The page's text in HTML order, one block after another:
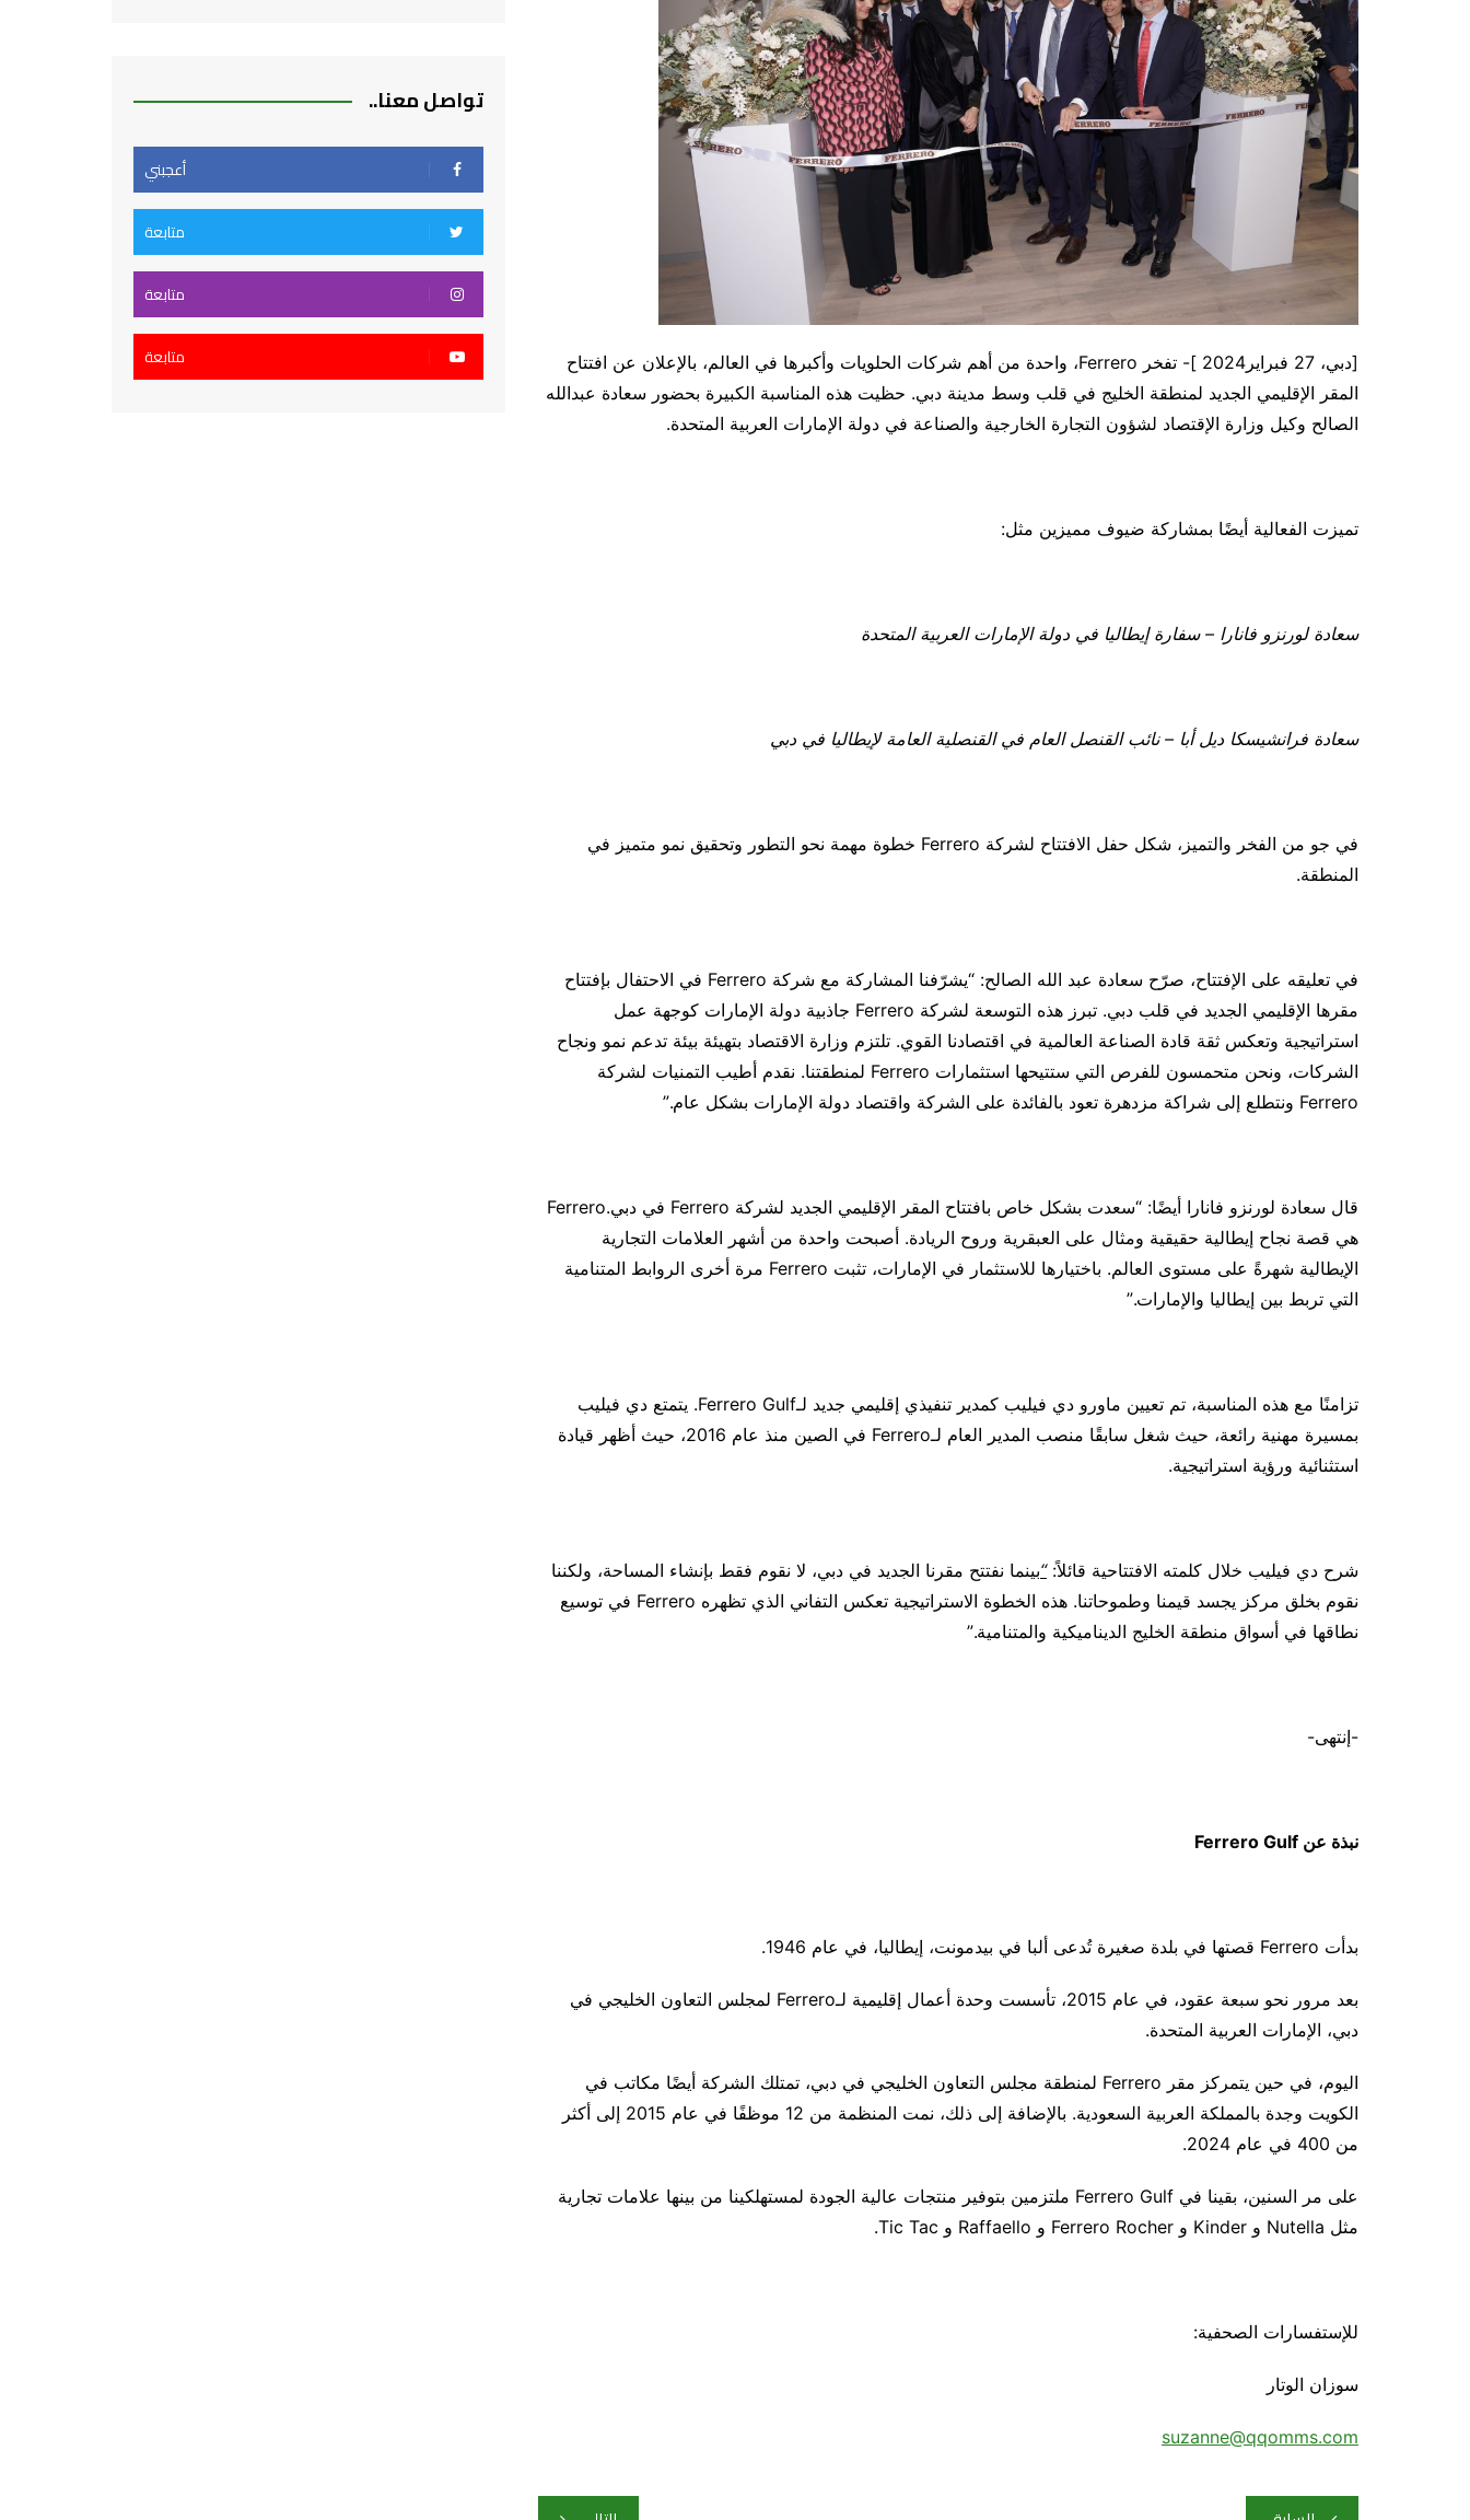
[دبي، 27 فبراير2024 ]- تفخر Ferrero، واحدة من أهم شركات الحلويات وأكبرها في العالم، بالإعلان عن افتتاح
المقر الإقليمي الجديد لمنطقة الخليج في قلب وسط مدينة دبي. حظيت هذه المناسبة الكبيرة بحضور سعادة عبدالله
الصالح وكيل وزارة الإقتصاد لشؤون التجارة الخارجية والصناعة في دولة الإمارات العربية المتحدة.
تميزت الفعالية أيضًا بمشاركة ضيوف مميزين مثل:
سعادة لورنزو فانارا – سفارة إيطاليا في دولة الإمارات العربية المتحدة
سعادة فرانشيسكا ديل أبا –نائب القنصل العام في القنصلية العامة لإيطاليا في دبي
في جو من الفخر والتميز، شكل حفل الافتتاح لشركة Ferrero خطوة مهمة نحو التطور وتحقيق نمو متميز في
المنطقة.
في تعليقه على الإفتتاح، صرّح سعادة عبد الله الصالح: “يشرّفنا المشاركة مع شركة Ferrero في الاحتفال بإفتتاح
مقرها الإقليمي الجديد في قلب دبي. تبرز هذه التوسعة لشركة Ferrero جاذبية دولة الإمارات كوجهة عمل
استراتيجية وتعكس ثقة قادة الصناعة العالمية في اقتصادنا القوي. تلتزم وزارة الاقتصاد بتهيئة بيئة تدعم نمو ونجاح
الشركات، ونحن متحمسون للفرص التي ستتيحها استثمارات Ferrero لمنطقتنا. نقدم أطيب التمنيات لشركة
Ferrero ونتطلع إلى شراكة مزدهرة تعود بالفائدة على الشركة واقتصاد دولة الإمارات بشكل عام.”
قال سعادة لورنزو فانارا أيضًا: “سعدت بشكل خاص بافتتاح المقر الإقليمي الجديد لشركة Ferrero في دبي.Ferrero
هي قصة نجاح إيطالية حقيقية ومثال على العبقرية وروح الريادة. أصبحت واحدة من أشهر العلامات التجارية
الإيطالية شهرةً على مستوى العالم. باختيارها للاستثمار في الإمارات، تثبت Ferrero مرة أخرى الروابط المتنامية
التي تربط بين إيطاليا والإمارات.”
تزامنًا مع هذه المناسبة، تم تعيين ماورو دي فيليب كمدير تنفيذي إقليمي جديد لـFerrero Gulf. يتمتع دي فيليب
بمسيرة مهنية رائعة، حيث شغل سابقًا منصب المدير العام لـFerrero في الصين منذ عام 2016، حيث أظهر قيادة
استثنائية ورؤية استراتيجية.
شرح دي فيليب خلال كلمته الافتتاحية قائلاً:“بينما نفتتح مقرنا الجديد في دبي، لا نقوم فقط بإنشاء المساحة، ولكننا
نقوم بخلق مركز يجسد قيمنا وطموحاتنا. هذه الخطوة الاستراتيجية تعكس التفاني الذي تظهره Ferrero في توسيع
نطاقها في أسواق منطقة الخليج الديناميكية والمتنامية.”
-إنتهى-
نبذة عن Ferrero Gulf
بدأت Ferrero قصتها في بلدة صغيرة تُدعى ألبا في بيدمونت، إيطاليا، في عام 1946.
بعد مرور نحو سبعة عقود، في عام 2015، تأسست وحدة أعمال إقليمية لـFerrero لمجلس التعاون الخليجي في
دبي، الإمارات العربية المتحدة.
اليوم، في حين يتمركز مقر Ferrero لمنطقة مجلس التعاون الخليجي في دبي، تمتلك الشركة أيضًا مكاتب في
الكويت وجدة بالمملكة العربية السعودية. بالإضافة إلى ذلك، نمت المنظمة من 12 موظفًا في عام 2015 إلى أكثر
من 400 في عام 2024.
على مر السنين، بقينا في Ferrero Gulf ملتزمين بتوفير منتجات عالية الجودة لمستهلكينا من بينها علامات تجارية
مثل Nutella و Kinder و Ferrero Rocher و Raffaello و Tic Tac.
للإستفسارات الصحفية:
سوزان الوتار
suzanne@qqomms.com
تواصل معنا..
أعجبني
متابعة
متابعة
متابعة